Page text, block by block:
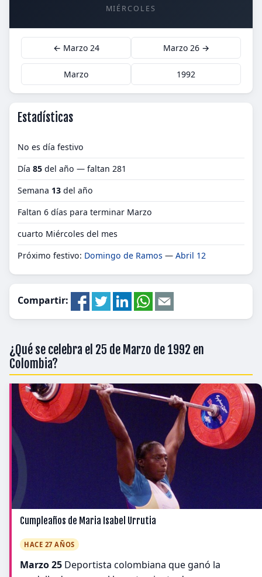
MIÉRCOLES
← Marzo 24 Marzo 26 →
Marzo 1992
Estadísticas
No es día festivo
Día 85 del año — faltan 281
Semana 13 del año
Faltan 6 días para terminar Marzo
cuarto Miércoles del mes
Próximo festivo: Domingo de Ramos — Abril 12
Compartir:
¿Qué se celebra el 25 de Marzo de 1992 en
Colombia?
Cumpleaños de Maria Isabel Urrutia
HACE 27 AÑOS
Marzo 25 Deportista colombiana que ganó la